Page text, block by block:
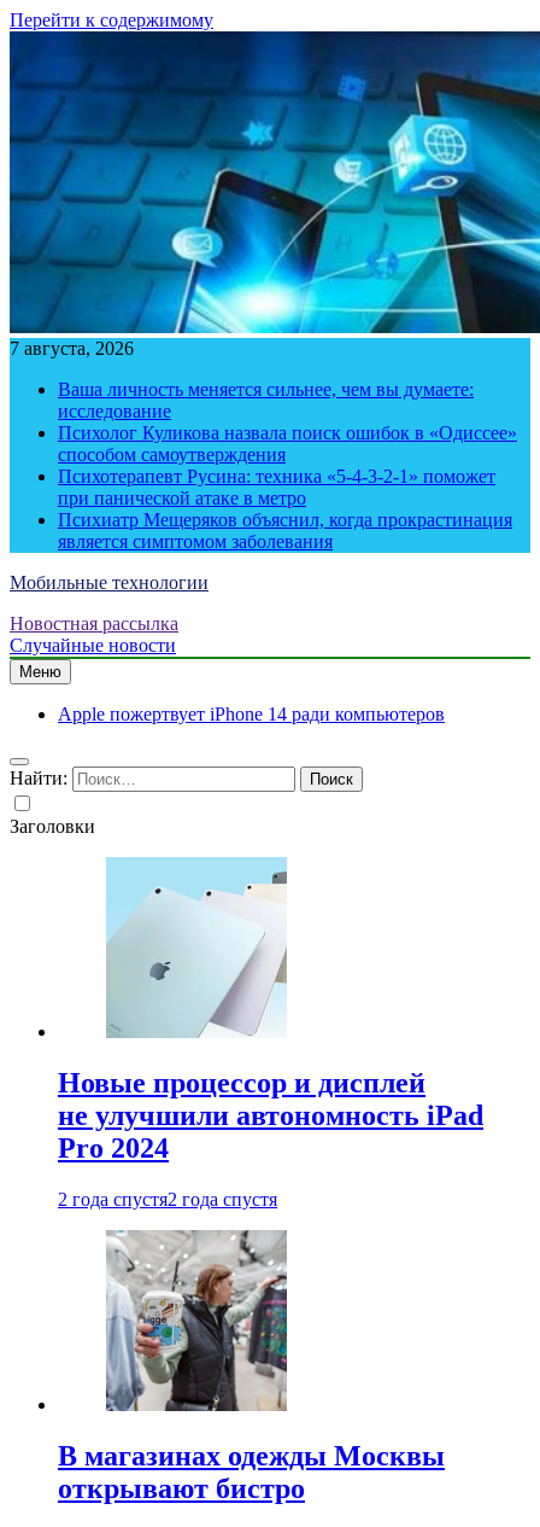
Перейти к содержимому
7 августа, 2026
Ваша личность меняется сильнее, чем вы думаете:
исследование
Психолог Куликова назвала поиск ошибок в «Одиссее»
способом самоутверждения
Психотерапевт Русина: техника «5-4-3-2-1» поможет
при панической атаке в метро
Психиатр Мещеряков объяснил, когда прокрастинация
является симптомом заболевания
Мобильные технологии
Новостная рассылка
Случайные новости
Меню
Apple пожертвует iPhone 14 ради компьютеров
Найти:
Заголовки
Новые процессор и дисплей
не улучшили автономность iPad
Pro 2024
2 года спустя2 года спустя
В магазинах одежды Москвы
открывают бистро